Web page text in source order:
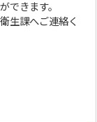
できます。
生課へご連絡く